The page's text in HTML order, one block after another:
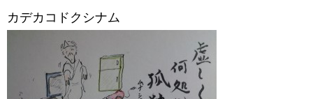
カデカコドクシナム